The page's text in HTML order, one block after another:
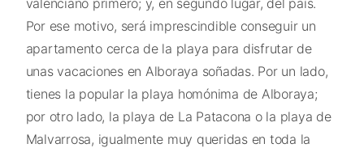
Por ese motivo, será imprescindible conseguir un
apartamento cerca de la playa para disfrutar de
unas vacaciones en Alboraya soñadas. Por un lado,
tienes la popular la playa homónima de Alboraya;
por otro lado, la playa de La Patacona o la playa de
Malvarrosa, igualmente muy queridas en toda la